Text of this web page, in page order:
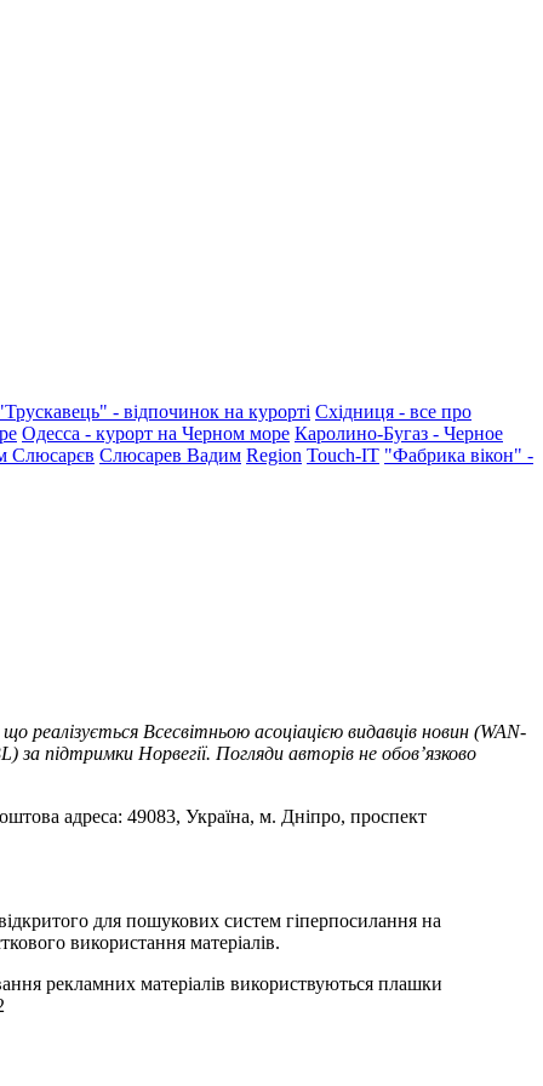
- відпочинок на курорті Східниця - все про
Одесса - курорт на Черном море Каролино-Бугаз - Черное
Слюсарєв Слюсарев Вадим Region Touch-IT "Фабрика вікон" -
Всесвітньою асоціацією видавців новин (WAN-
підтримки Норвегії. Погляди авторів не обов’язково
адреса: 49083, Україна, м. Дніпро, проспект
для пошукових систем гіперпосилання на
використання матеріалів.
рекламних матеріалів використвуються плашки